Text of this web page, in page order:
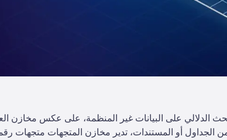
الدلالي على البيانات غير المنظمة، على عكس مخازن
الجداول أو المستندات، تدير مخازن المتجهات متجهات